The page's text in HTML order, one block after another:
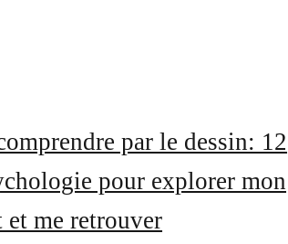
par le dessin: 12
pour explorer mon
et me retrouver